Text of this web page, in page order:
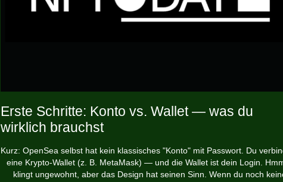
Erste Schritte: Konto vs. Wallet — was du
wirklich brauchst
Kurz: OpenSea selbst hat kein klassisches "Konto" mit Passwort. Du
eine Krypto-Wallet (z. B. MetaMask) — und die Wallet ist dein Login.
klingt ungewohnt, aber das Design hat seinen Sinn. Wenn du noch